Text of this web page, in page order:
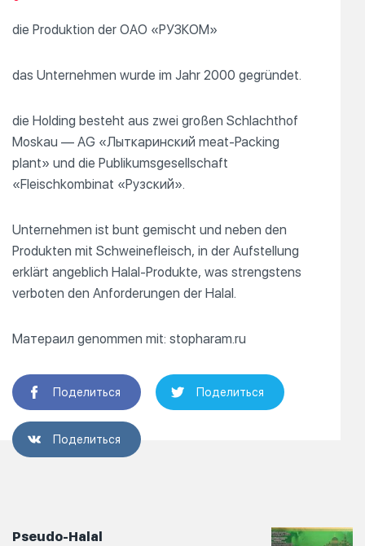
die Produktion der OAO «РУЗКОМ»
das Unternehmen wurde im Jahr 2000 gegründet.
die Holding besteht aus zwei großen Schlachthof
Moskau — AG «Лыткаринский meat-Packing
plant» und die Publikumsgesellschaft
«Fleischkombinat «Рузский».
Unternehmen ist bunt gemischt und neben den
Produkten mit Schweinefleisch, in der Aufstellung
erklärt angeblich Halal-Produkte, was strengstens
verboten den Anforderungen der Halal.
Матераил genommen mit: stopharam.ru
Поделиться Поделиться
Поделиться
Pseudo-Halal